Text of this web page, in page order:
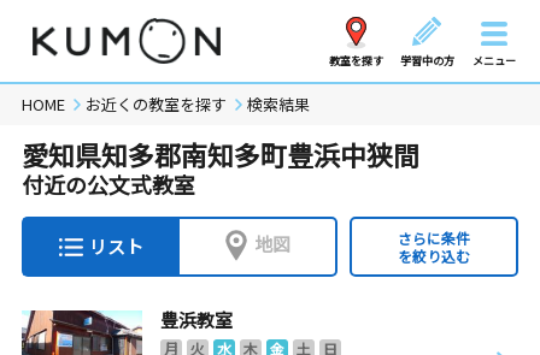
教室を探す 学習中の方 メニュー
HOME お近くの教室を探す 検索結果
愛知県知多郡南知多町豊浜中狭間
付近の公文式教室
リスト 地図
さらに条件
を絞り込む
豊浜教室
月 火 水 木 金 土
日